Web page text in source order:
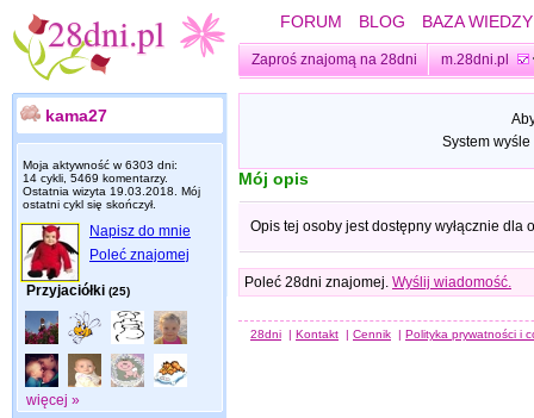
FORUM BLOG BAZA WIEDZY
Zaproś znajomą na 28dni m.28dni.pl
kama27
Moja aktywność w 6303 dni:
14 cykli, 5469 komentarzy.
Ostatnia wizyta 19.03.2018 . Mój
ostatni cykl się skończył.
Napisz do mnie
Poleć znajomej
Przyjaciółki (25)
więcej »
System
Mój opis
Opis tej osoby jest dostępny wyłącznie dla
Poleć 28dni znajomej. Wyślij wiadomość.
28dni | Kontakt | Cennik | Polityka prywatności i